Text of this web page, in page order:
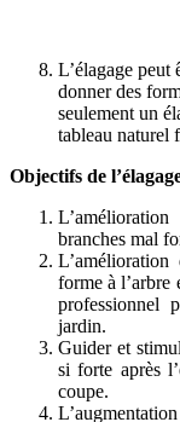
L’élagage peut
donner des
seulement un
tableau naturel
Objectifs de
branches mal
forme à l’arbre
professionnel
jardin.
Guider et
si forte après
coupe.